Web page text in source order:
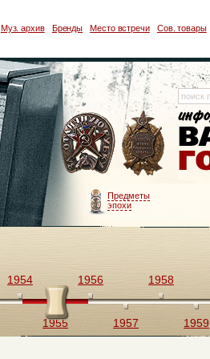
Муз. архив Бренды Место встречи Сов. товары
Предметы
эпохи
1954
1955
1956
1957
1958
1959